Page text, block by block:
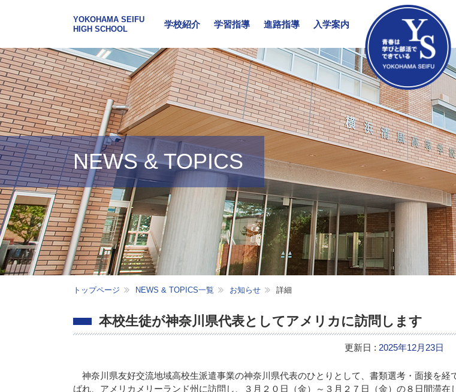
YOKOHAMA SEIFU
HIGH SCHOOL
学校紹介 学習指導 進路指導 入学案内
NEWS & TOPICS
トップページ NEWS & TOPICS一覧 お知らせ 詳細
本校生徒が神奈川県代表としてアメリカに訪問します
更新日 : 2025年12月23日
神奈川県友好交流地域高校生派遣事業の神奈川県代表のひとりとして、書類選考・面接を経
ばれ、アメリカメリーランド州に訪問し、３月２０日（金）～３月２７日（金）の８日間滞在